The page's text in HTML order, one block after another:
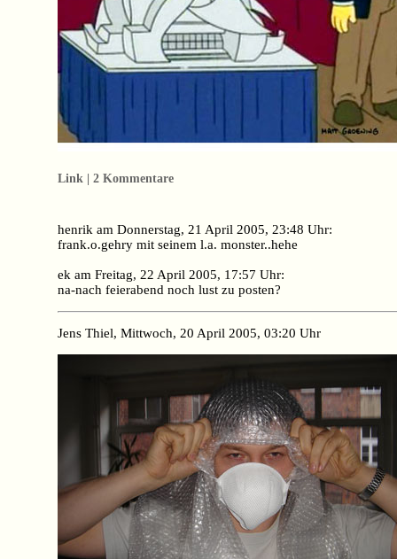
Link | 2 Kommentare
henrik am Donnerstag, 21 April 2005, 23:48 Uhr:
frank.o.gehry mit seinem l.a. monster..hehe
ek am Freitag, 22 April 2005, 17:57 Uhr:
na-nach feierabend noch lust zu posten?
Jens Thiel, Mittwoch, 20 April 2005, 03:20 Uhr